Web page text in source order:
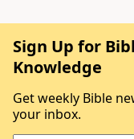
Sign Up for
Knowledge
Get weekly Bible
your inbox.